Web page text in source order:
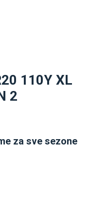
110Y XL
2
za sve sezone